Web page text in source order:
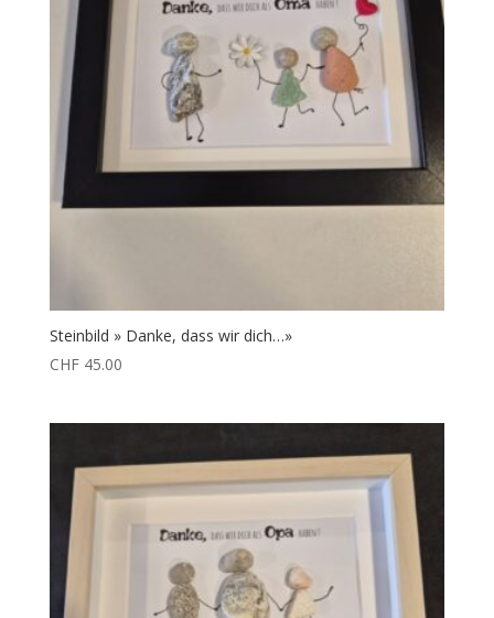
Steinbild » Danke, dass wir dich…»
CHF45.00